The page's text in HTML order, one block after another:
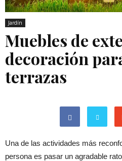
Jardín
Muebles de
decoración
terrazas
Una de las actividades más
persona es pasar un agradable